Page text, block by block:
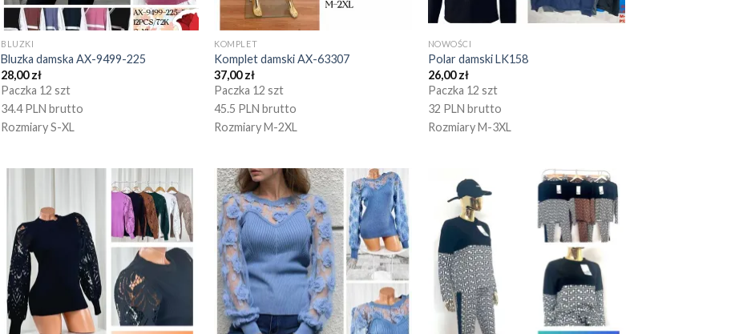
BLUZKI
Bluzka damska AX-9499-225
28,00zł
Paczka 12 szt
34.4 PLN brutto
Rozmiary S-XL
KOMPLET
Komplet damski AX-63307
37,00zł
Paczka 12 szt
45.5 PLN brutto
Rozmiary M-2XL
NOWOŚCI
Polar damski LK158
26,00zł
Paczka 12 szt
32 PLN brutto
Rozmiary M-3XL